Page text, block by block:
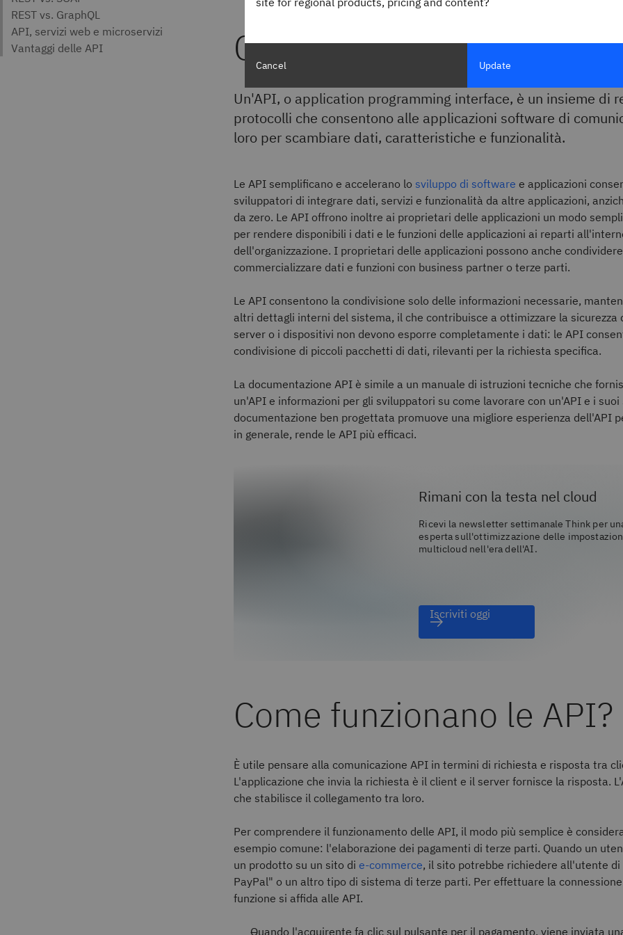
Cos'è un'API?
Un'API, o application programming interface, è un insieme di
protocolli che consentono alle applicazioni software di
loro per scambiare dati, caratteristiche e funzionalità.
Le API semplificano e accelerano lo sviluppo di software e applicazioni
sviluppatori di integrare dati, servizi e funzionalità da altre applicazioni,
da zero. Le API offrono inoltre ai proprietari delle applicazioni un modo
per rendere disponibili i dati e le funzioni delle applicazioni ai reparti
dell'organizzazione. I proprietari delle applicazioni possono anche
commercializzare dati e funzioni con business partner o terze parti.
Le API consentono la condivisione solo delle informazioni necessarie,
altri dettagli interni del sistema, il che contribuisce a ottimizzare la sicurezza
server o i dispositivi non devono esporre completamente i dati: le API
condivisione di piccoli pacchetti di dati, rilevanti per la richiesta specifica.
La documentazione API è simile a un manuale di istruzioni tecniche che
un'API e informazioni per gli sviluppatori su come lavorare con un'API e i suoi
documentazione ben progettata promuove una migliore esperienza dell'API
in generale, rende le API più efficaci.
Rimani con la testa nel cloud
Ricevi la newsletter settimanale Think per
esperta sull'ottimizzazione delle
multicloud nell'era dell'AI.
Iscriviti oggi
Come funzionano le API?
È utile pensare alla comunicazione API in termini di richiesta e risposta tra
L'applicazione che invia la richiesta è il client e il server fornisce la risposta.
che stabilisce il collegamento tra loro.
Per comprendere il funzionamento delle API, il modo più semplice è
esempio comune: l'elaborazione dei pagamenti di terze parti. Quando un
un prodotto su un sito di e-commerce, il sito potrebbe richiedere all'utente di
PayPal" o un altro tipo di sistema di terze parti. Per effettuare la
funzione si affida alle API.
Quando l'acquirente fa clic sul pulsante per il pagamento, viene inviata
Cancel Update